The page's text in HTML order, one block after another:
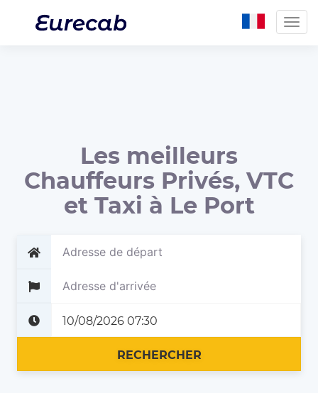
Les meilleurs
Chauffeurs Privés, VTC
et Taxi à Le Port
RECHERCHER